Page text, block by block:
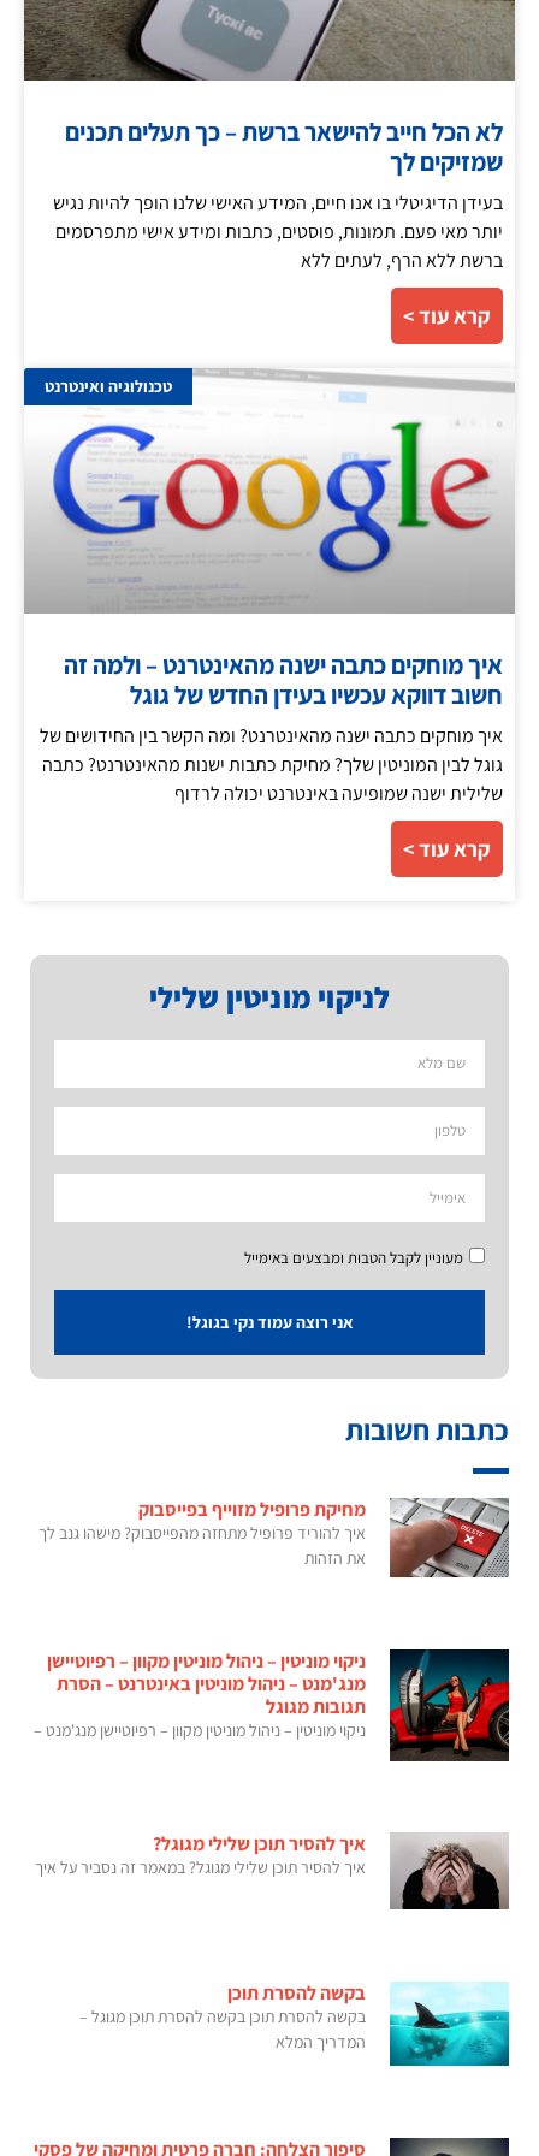
לניקוי מוניטין שלילי
מעוניין לקבל הטבות ומבצעים באימייל
אני רוצה עמוד נקי בגוגל!
כתבות חשובות
מחיקת פרופיל מזוייף בפייסבוק
איך להוריד פרופיל מתחזה מהפייסבוק? מישהו גנב לך
את הזהות
ניקוי מוניטין – ניהול מוניטין מקוון – רפיוטיישן
מנג'מנט – ניהול מוניטין באינטרנט – הסרת
תגובות מגוגל
ניקוי מוניטין – ניהול מוניטין מקוון – רפיוטיישן מנג'מנט –
איך להסיר תוכן שלילי מגוגל?
איך להסיר תוכן שלילי מגוגל? במאמר זה נסביר על איך
בקשה להסרת תוכן
בקשה להסרת תוכן בקשה להסרת תוכן מגוגל –
המדריך המלא
סיפור הצלחה: חברה פרטית ומחיקה של פסקי
לא הכל חייב להישאר ברשת – כך תעלים תכנים
שמזיקים לך
בעידן הדיגיטלי בו אנו חיים, המידע האישי שלנו הופך להיות נגיש
יותר מאי פעם. תמונות, פוסטים, כתבות ומידע אישי מתפרסמים
ברשת ללא הרף, לעתים ללא
קרא עוד >
טכנולוגיה ואינטרנט
איך מוחקים כתבה ישנה מהאינטרנט – ולמה זה
חשוב דווקא עכשיו בעידן החדש של גוגל
איך מוחקים כתבה ישנה מהאינטרנט? ומה הקשר בין החידושים של
גוגל לבין המוניטין שלך? מחיקת כתבות ישנות מהאינטרנט? כתבה
שלילית ישנה שמופיעה באינטרנט יכולה לרדוף
קרא עוד >